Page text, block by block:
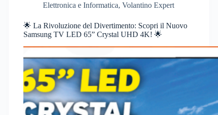
Elettronica e Informatica, Volantino Expert
🌟 La Rivoluzione del Divertimento: Scopri il Nuovo
Samsung TV LED 65” Crystal UHD 4K! 🌟